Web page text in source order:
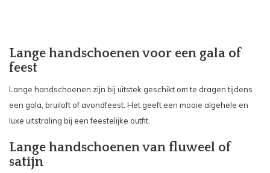
Lange handschoenen voor een gala of
feest
Lange handschoenen zijn bij uitstek geschikt om te dragen tijdens
een gala, bruiloft of avondfeest. Het geeft een mooie algehele en
luxe uitstraling bij een feestelijke outfit.
Lange handschoenen van fluweel of
satijn